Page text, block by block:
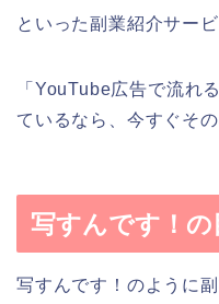
といった副業紹介サー
「YouTube広告で流れ
ているなら、今すぐそ
写すんです！の
写すんです！のように